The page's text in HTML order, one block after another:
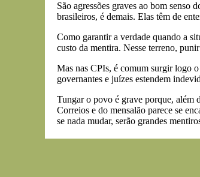
São agressões graves ao bom senso
brasileiros, é demais. Elas têm de
Como garantir a verdade quando a
custo da mentira. Nesse terreno,
Mas nas CPIs, é comum surgir logo
governantes e juízes estendem
Tungar o povo é grave porque, além
Correios e do mensalão parece se
se nada mudar, serão grandes